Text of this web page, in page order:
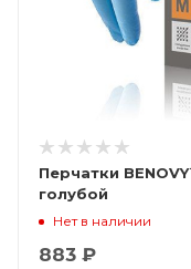
Перчатки
голубой
Нет в наличии
883 ₽